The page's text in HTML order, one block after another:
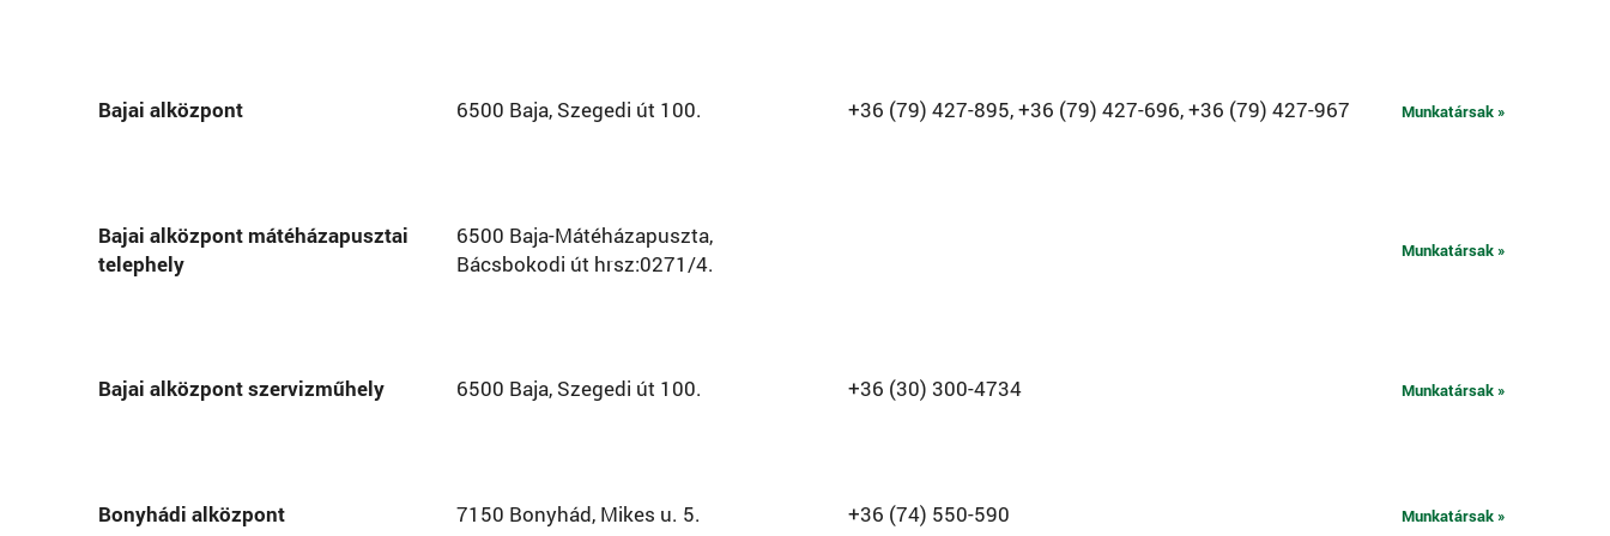
Bajai alközpont 6500 Baja, Szegedi út 100. +36 (79) 427-895, +36 (79) 427-696, +36 (79) 427-967 Munkatársak »
Bajai alközpont mátéházapusztai
telephely
6500 Baja-Mátéházapuszta,
Bácsbokodi út hrsz:0271/4.
Munkatársak »
Bajai alközpont szervizműhely 6500 Baja, Szegedi út 100. +36 (30) 300-4734 Munkatársak »
Bonyhádi alközpont 7150 Bonyhád, Mikes u. 5. +36 (74) 550-590 Munkatársak »